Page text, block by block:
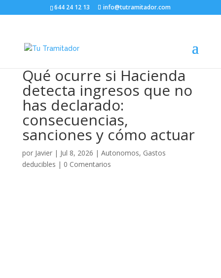
644 24 12 13 info@tutramitador.com
Qué ocurre si Hacienda
detecta ingresos que no
has declarado:
consecuencias,
sanciones y cómo actuar
por Javier| Jul 8, 2026 | Autonomos, Gastos
deducibles | 0 Comentarios